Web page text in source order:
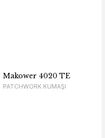
Makower 4020 TE
PATCHWORK KUMAŞI